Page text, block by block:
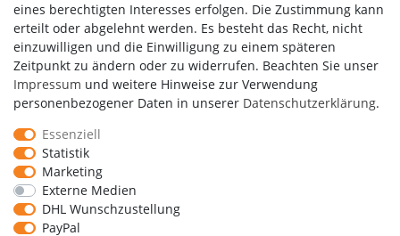
eines berechtigten Interesses erfolgen. Die Zustimmung kann
erteilt oder abgelehnt werden. Es besteht das Recht, nicht
einzuwilligen und die Einwilligung zu einem späteren
Zeitpunkt zu ändern oder zu widerrufen. Beachten Sie unser
Impressum und weitere Hinweise zur Verwendung
personenbezogener Daten in unserer Daten­schutz­erklärung.
Essenziell
Statistik
Marketing
Externe Medien
DHL Wunschzustellung
PayPal